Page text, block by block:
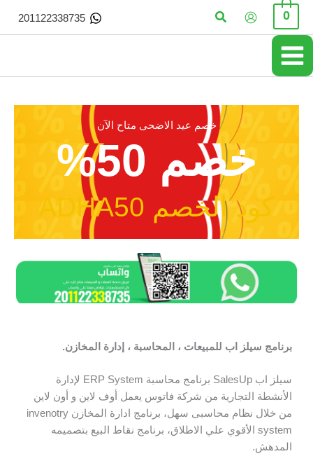
تخطي
المحتوى
0 البحث 201122338735
خصم عيد الاضحى متاح الآن
خصم 50%
كود الخصم ADHA50
برنامج سيلز اب للمبيعات ، المحاسبة ، إدارة المخازن.
سيلز اب SalesUp برنامج محاسبة ERP System لإدارة
الأنشطة التجارية من شركة فاتوس يعمل أوف لاين و أون لاين
من خلال نظام محاسبى سهل، برنامج ادارة المخازن invenotry
system الأقوي علي الاطلاق، برنامج نقاط البيع بتصميمه
المدهش.